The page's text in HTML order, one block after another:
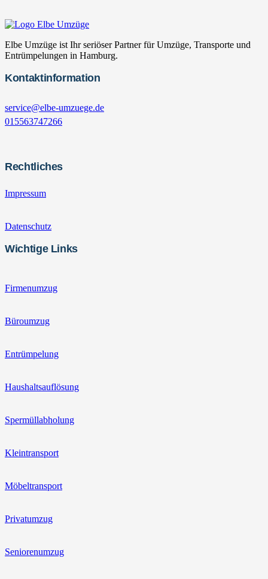
Elbe Umzüge ist Ihr seriöser Partner für Umzüge, Transporte und
Entrümpelungen in Hamburg.
Kontaktinformation
service@elbe-umzuege.de
015563747266
Rechtliches
Impressum
Datenschutz
Wichtige Links
Firmenumzug
Büroumzug
Entrümpelung
Haushaltsauflösung
Spermüllabholung
Kleintransport
Möbeltransport
Privatumzug
Seniorenumzug